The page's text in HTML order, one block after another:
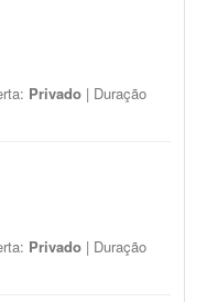
Privado | Duração
Privado | Duração